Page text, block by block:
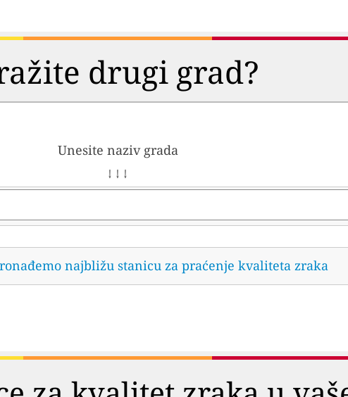
drugi grad?
Unesite naziv grada
↓ ↓ ↓
najbližu stanicu za praćenje kvaliteta zraka